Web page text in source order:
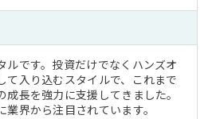
ルです。投資だけでなくハンズオ
て入り込むスタイルで、これまで
長を強力に支援してきました。
界から注目されています。